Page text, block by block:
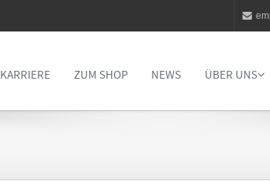
KARRIERE ZUM SHOP NEWS ÜBER UNS